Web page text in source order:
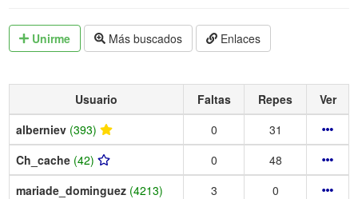
Unirme Más buscados Enlaces
Usuario Faltas Repes
Ver
alberniev (393) 0
31
Ch_cache (42) 0
48
mariade_dominguez (4213) 3 0